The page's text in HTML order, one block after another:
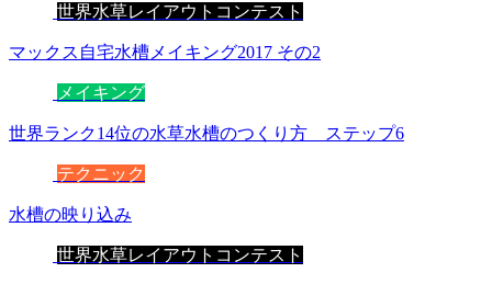
世界水草レイアウトコンテスト
マックス自宅水槽メイキング2017 その2
メイキング
世界ランク14位の水草水槽のつくり方 ステップ6
テクニック
水槽の映り込み
世界水草レイアウトコンテスト